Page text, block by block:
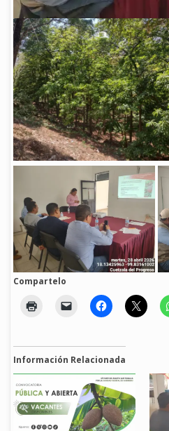
Compartelo
Información Relacionada